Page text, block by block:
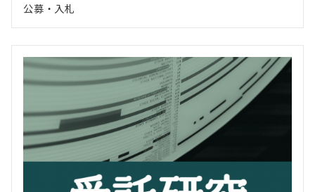
公募・入札